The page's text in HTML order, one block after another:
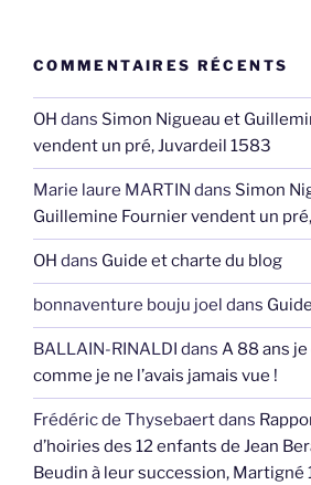
COMMENTAIRES RÉCENTS
OH dans Simon Nigueau et
vendent un pré, Juvardeil 1583
Marie laure MARTIN dans Simon
Guillemine Fournier vendent un
OH dans Guide et charte du blog
bonnaventure bouju joel dans
BALLAIN-RINALDI dans A 88 ans
comme je ne l’avais jamais vue !
Frédéric de Thysebaertdans
d’hoiries des 12 enfants de Jean
Beudin à leur succession, Martigné